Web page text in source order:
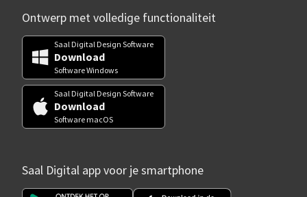
Ontwerp met volledige functionaliteit
Saal Digital Design Software
Download
Software Windows
Saal Digital Design Software
Download
Software macOS
Saal Digital app voor je smartphone